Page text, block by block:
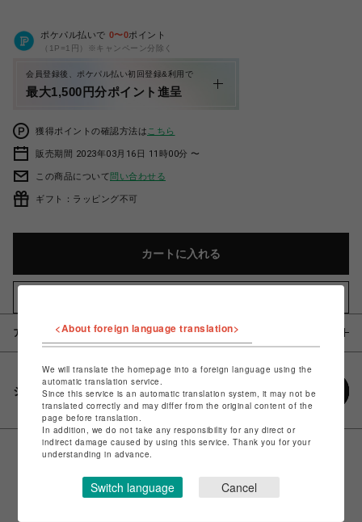
ポケパル払いで 0〜0ポイント
（1P=1円）※キャンペーン分除く
会員登録後、ポケパル払い初回登録&利用で
最大1,500円分ポイント進呈
獲得ポイントの確認方法は こちら
販売期間 2023年03月16日 11時00分 〜
この商品について問い合わせる
ギフト：ラッピング不可
カートに入れる
アイテム説明 / 素材
シェアする
<About foreign language translation>
We will translate the homepage into a foreign language using the
automatic translation service.
Since this service is an automatic translation system, it may not be
translated correctly and may differ from the original content of the
page before translation.
In addition, we do not take any responsibility for any direct or
indirect damage caused by using this service. Thank you for your
understanding in advance.
Switch language Cancel